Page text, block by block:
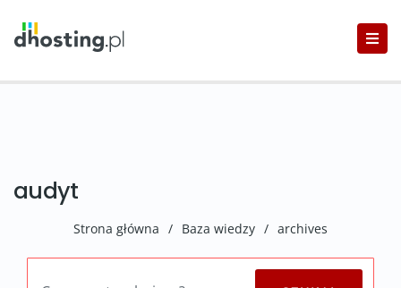
audyt
Strona główna / Baza wiedzy / archives